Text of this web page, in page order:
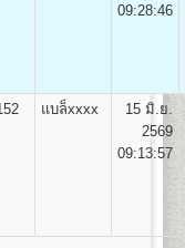
2014-
09:28:46
แบล็xxxx
15 มิ.ย.
2569
09:13:57